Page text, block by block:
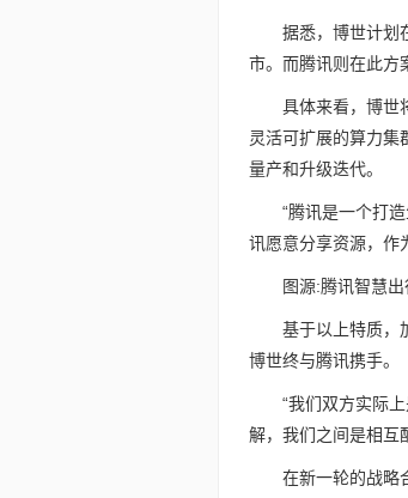
据悉，博世计划
市。而腾讯则在此方
具体来看，博世
灵活可扩展的算力集
量产和升级迭代。
“腾讯是一个打
讯愿意分享资源，作
图源:腾讯智慧出
基于以上特质，
博世终与腾讯携手。
“我们双方实际
解，我们之间是相互
在新一轮的战略